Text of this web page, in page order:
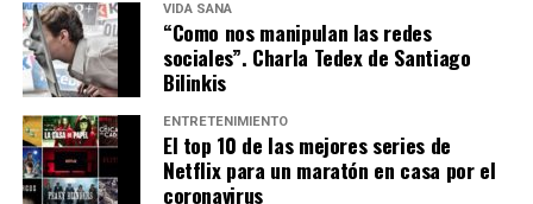
VIDA SANA
“Como nos manipulan las redes
sociales”. Charla Tedex de Santiago
Bilinkis
ENTRETENIMIENTO
El top 10 de las mejores series de
Netflix para un maratón en casa por el
coronavirus